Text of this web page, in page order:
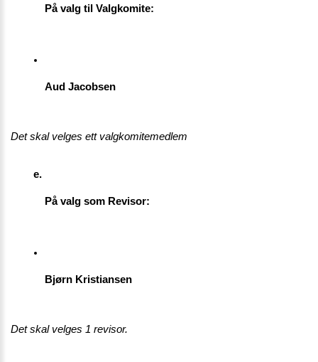
På valg til Valgkomite:
Aud Jacobsen
Det skal velges ett valgkomitemedlem
På valg som Revisor:
Bjørn Kristiansen
Det skal velges 1 revisor.